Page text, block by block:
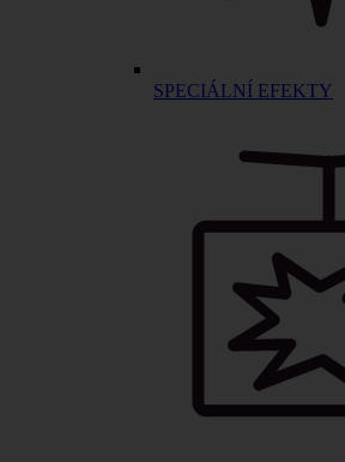
SPECIÁLNÍ EFEKTY